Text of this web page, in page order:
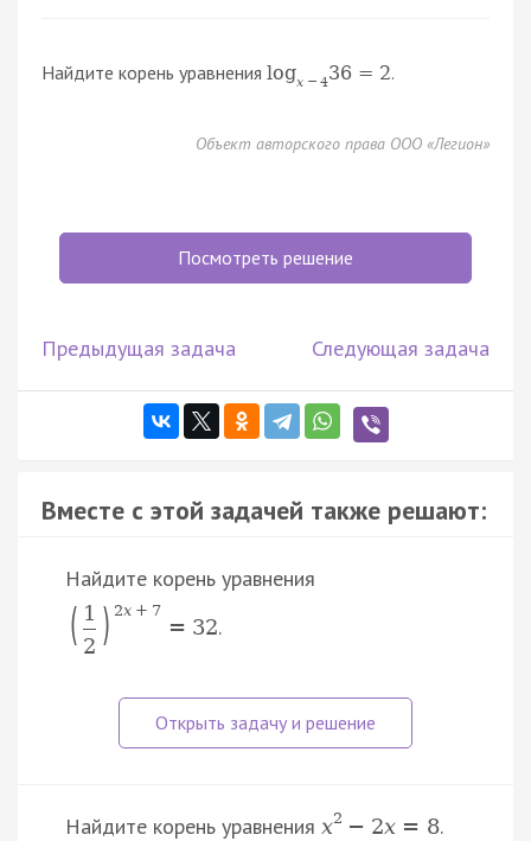
Найдите корень уравнения logx − 436 = 2.
Объект авторского права ООО «Легион»
Посмотреть решение
Предыдущая задача Следующая задача
Вместе с этой задачей также решают:
Найдите корень уравнения
( 1
2 ) 2x + 7
= 32.
Найдите корень уравнения x2 − 2x = 8.